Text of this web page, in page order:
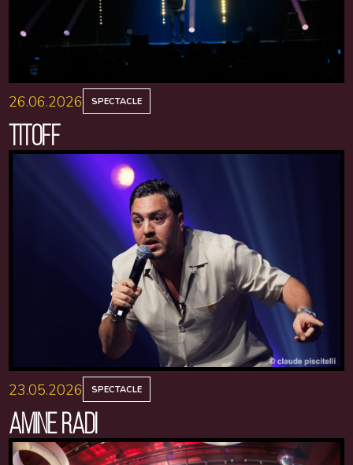
26.06.2026 SPECTACLE
TITOFF
23.05.2026 SPECTACLE
AMINE RADI